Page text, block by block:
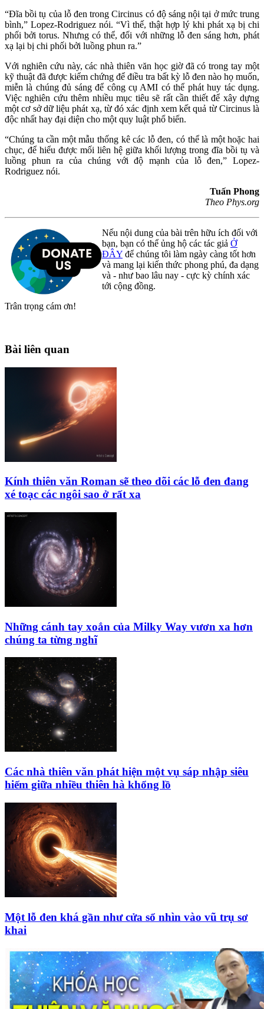
“Đĩa bồi tụ của lỗ đen trong Circinus có độ sáng nội tại ở mức trung
bình,” Lopez-Rodriguez nói. “Vì thế, thật hợp lý khi phát xạ bị chi
phối bởi torus. Nhưng có thể, đối với những lỗ đen sáng hơn, phát
xạ lại bị chi phối bởi luồng phun ra.”
Với nghiên cứu này, các nhà thiên văn học giờ đã có trong tay một
kỹ thuật đã được kiểm chứng để điều tra bất kỳ lỗ đen nào họ muốn,
miễn là chúng đủ sáng để công cụ AMI có thể phát huy tác dụng.
Việc nghiên cứu thêm nhiều mục tiêu sẽ rất cần thiết để xây dựng
một cơ sở dữ liệu phát xạ, từ đó xác định xem kết quả từ Circinus là
độc nhất hay đại diện cho một quy luật phổ biến.
“Chúng ta cần một mẫu thống kê các lỗ đen, có thể là một hoặc hai
chục, để hiểu được mối liên hệ giữa khối lượng trong đĩa bồi tụ và
luồng phun ra của chúng với độ mạnh của lỗ đen,” Lopez-
Rodriguez nói.
Tuấn Phong
Theo Phys.org
Nếu nội dung của bài trên hữu ích đối với
bạn, bạn có thể ủng hộ các tác giả Ở
ĐÂY để chúng tôi làm ngày càng tốt hơn
và mang lại kiến thức phong phú, đa dạng
và - như bao lâu nay - cực kỳ chính xác
tới cộng đồng.
Trân trọng cám ơn!
Bài liên quan
Kính thiên văn Roman sẽ theo dõi các lỗ đen đang
xé toạc các ngôi sao ở rất xa
Những cánh tay xoắn của Milky Way vươn xa hơn
chúng ta từng nghĩ
Các nhà thiên văn phát hiện một vụ sáp nhập siêu
hiếm giữa nhiều thiên hà khổng lồ
Một lỗ đen khá gần như cửa sổ nhìn vào vũ trụ sơ
khai